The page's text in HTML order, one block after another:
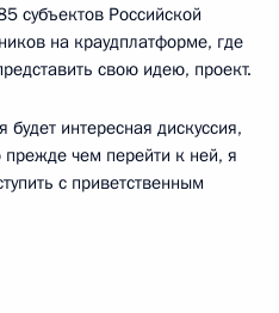
субъектов Российской
на краудплатформе, где
свою идею, проект.
интересная дискуссия,
чем перейти к ней, я
с приветственным